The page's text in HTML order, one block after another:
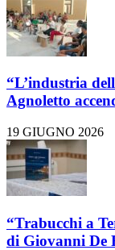
“L’industria
Agnoletto
19 GIUGNO 2026
“Trabucchi a
di Giovanni De